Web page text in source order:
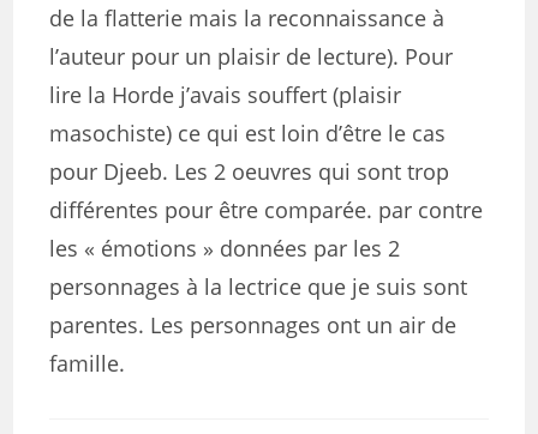
de la flatterie mais la reconnaissance à
l’auteur pour un plaisir de lecture). Pour
lire la Horde j’avais souffert (plaisir
masochiste) ce qui est loin d’être le cas
pour Djeeb. Les 2 oeuvres qui sont trop
différentes pour être comparée. par contre
les « émotions » données par les 2
personnages à la lectrice que je suis sont
parentes. Les personnages ont un air de
famille.